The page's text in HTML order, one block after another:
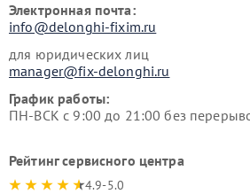
Электронная почта:
info@delonghi-fixim.ru
для юридических лиц
manager@fix-delonghi.ru
График работы:
ПН-ВСК с 9:00 до 21:00 без
Рейтинг сервисного центра
4.9-5.0